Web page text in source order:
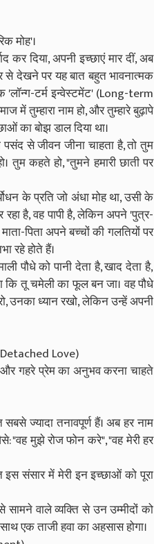
मोह'।
कर दिया, अपनी इच्छाएं मार दीं, अब
से देखने पर यह बात बहुत भावनात्मक
टर्म इन्वेस्टमेंट' (Long-term
में तुम्हारा नाम हो, और तुम्हारे बुढ़ापे
का बोझ डाल दिया था।
से जीवन जीना चाहता है, तो तुम
कहते हो, "तुमने हमारी छाती पर
के प्रति जो अंधा मोह था, उसी के
है, वह पापी है, लेकिन अपने 'पुत्र-
पिता अपने बच्चों की गलतियों पर
रहे होते हैं।
पौधे को पानी देता है, खाद देता है,
कि तू चमेली का फूल बन जा। वह पौधे
उनका ध्यान रखो, लेकिन उन्हें अपनी
Love)
गहरे प्रेम का अनुभव करना चाहते
ज्यादा तनावपूर्ण हैं। अब हर नाम
"वह मुझे रोज फोन करे", "वह मेरी हर
इस संसार में मेरी इन इच्छाओं को पूरा
वाले व्यक्ति से उन उम्मीदों को
एक ताजी हवा का अहसास होगा।